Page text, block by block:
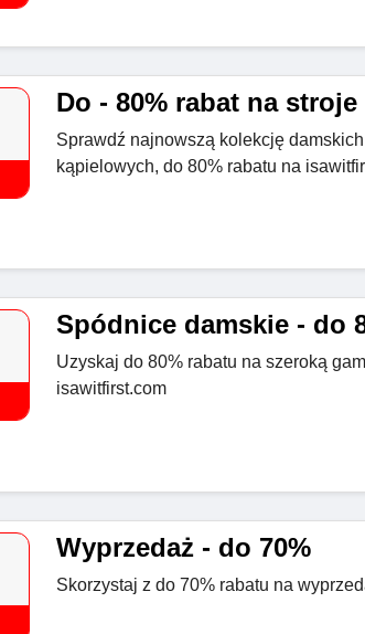
Do - 80% rabat na
Sprawdź najnowszą kolekcję
kąpielowych, do 80% rabatu na
Spódnice damskie - do
Uzyskaj do 80% rabatu na szeroką
isawitfirst.com
Wyprzedaż - do 70%
Skorzystaj z do 70% rabatu na